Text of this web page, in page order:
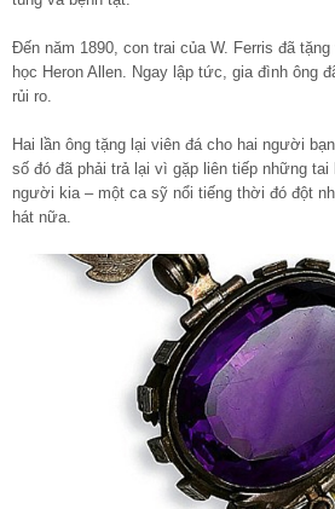
Đến năm 1890, con trai của W. Ferris đã
học Heron Allen. Ngay lập tức, gia đình ông
rủi ro.
Hai lần ông tặng lại viên đá cho hai người
số đó đã phải trả lại vì gặp liên tiếp những tai
người kia – một ca sỹ nổi tiếng thời đó đột
hát nữa.